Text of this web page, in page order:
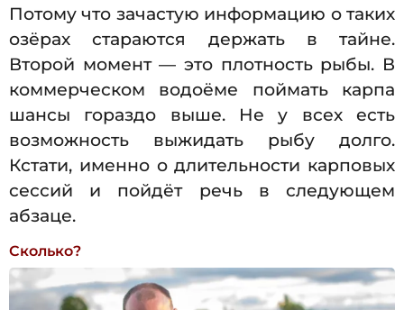
Потому что зачастую информацию о таких
озёрах стараются держать в тайне.
Второй момент — это плотность рыбы. В
коммерческом водоёме поймать карпа
шансы гораздо выше. Не у всех есть
возможность выжидать рыбу долго.
Кстати, именно о длительности карповых
сессий и пойдёт речь в следующем
абзаце.
Сколько?